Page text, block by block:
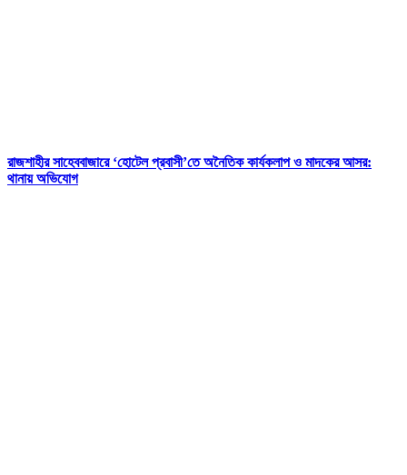
রাজশাহীর সাহেববাজারে ‘হোটেল প্রবাসী’তে অনৈতিক কার্যকলাপ ও মাদকের আসর:
থানায় অভিযোগ